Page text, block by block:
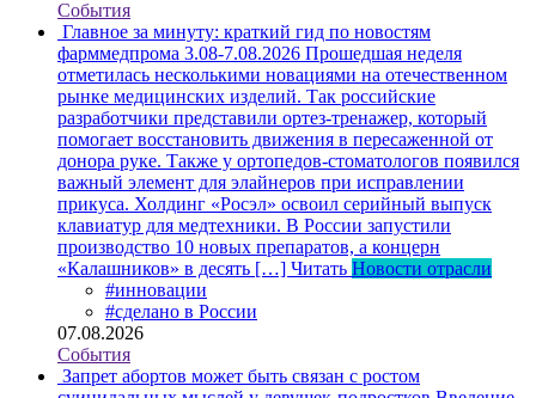
События
Главное за минуту: краткий гид по новостям
фарммедпрома 3.08-7.08.2026 Прошедшая неделя
отметилась несколькими новациями на отечественном
рынке медицинских изделий. Так российские
разработчики представили ортез-тренажер, который
помогает восстановить движения в пересаженной от
донора руке. Также у ортопедов-стоматологов появился
важный элемент для элайнеров при исправлении
прикуса. Холдинг «Росэл» освоил серийный выпуск
клавиатур для медтехники. В России запустили
производство 10 новых препаратов, а концерн
«Калашников» в десять […] Читать Новости отрасли
#инновации
#сделано в России
07.08.2026
События
Запрет абортов может быть связан с ростом